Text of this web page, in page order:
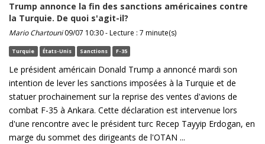
Trump annonce la fin des sanctions américaines contre
la Turquie. De quoi s'agit-il?
Mario Chartouni09/07 10:30 - Lecture : 7 minute(s)
Turquie États-Unis Sanctions F-35
Le président américain Donald Trump a annoncé mardi son
intention de lever les sanctions imposées à la Turquie et de
statuer prochainement sur la reprise des ventes d'avions de
combat F-35 à Ankara. Cette déclaration est intervenue lors
d'une rencontre avec le président turc Recep Tayyip Erdogan, en
marge du sommet des dirigeants de l'OTAN ...